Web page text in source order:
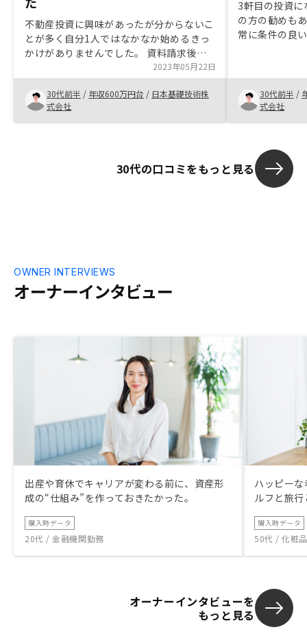
不動産投資に興味があったが分からないこ
とが多く自分1人ではなかなか始めるきっ
かけがありませんでした。 資料請求後の
何回か面談で疑問や知らなかった事を説明
してくれて不動産投資について理解が深ま
ったうえで不動産の購入を決められた。
こちらの手間も最小限で出来る。
2023年05月22日
30代前半 / 年収600万円台 / 日本基礎技術株
式会社
3軒目の投資
の方の勧めも
常に条件の良
口戦略までト
ける点が素晴
30代前半 /
式会社
30代の口コミをもっと見る
オーナーインタビュー
OWNER INTERVIEWS
出産や育休でキャリアが変わる前に、資産形
成の“仕組み”を作っておきたかった。
購入時データ
20代 / 金融機関勤務
ハッピー
ルフと旅
購入時データ
50代 / 化粧
オーナーインタビューを
もっと見る